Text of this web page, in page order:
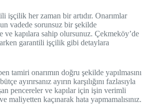
işçilik her zaman bir artıdır. Onarımlar
vadede sorunsuz bir şekilde
ve kapılara sahip olursunuz. Çekmeköy’de
garantili işçilik gibi detaylara
tamiri onarımın doğru şekilde yapılmasını
ayırırsanız ayırın karşılığını fazlasıyla
pencereler ve kapılar için işin verimli
maliyetten kaçınarak hata yapmamalısınız.